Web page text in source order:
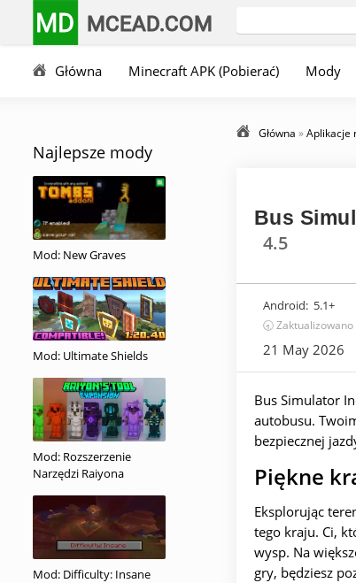
MD MCEAD.COM
Główna Minecraft APK (Pobierać) Mody
Najlepsze mody
Mod: New Graves
Mod: Ultimate Shields
Mod: Rozszerzenie
Narzędzi Raiyona
Mod: Difficulty: Insane
Główna »Aplikacje
Bus
4.5
Android: 5.1+
🕣 Zaktualizowano
21 May 2026
Bus Simulator
autobusu.
bezpiecznej
Piękne
Eksplorując
tego kraju. Ci,
wysp. Na
gry, będziesz